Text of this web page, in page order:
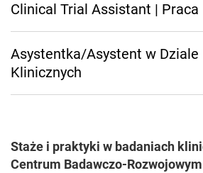
Clinical Trial Assistant | Praca
Asystentka/Asystent w Dziale
Klinicznych
Staże i praktyki w badaniach
Centrum Badawczo-